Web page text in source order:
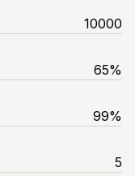
10000
65%
99%
5